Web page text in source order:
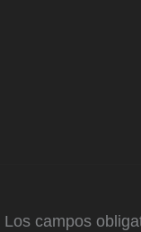
Los campos